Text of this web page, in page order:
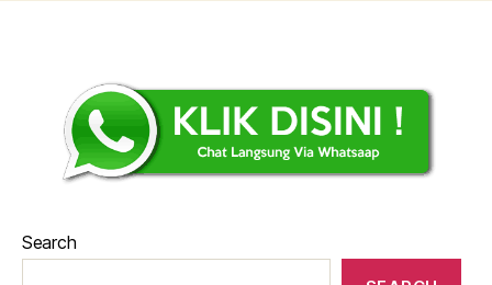
Search